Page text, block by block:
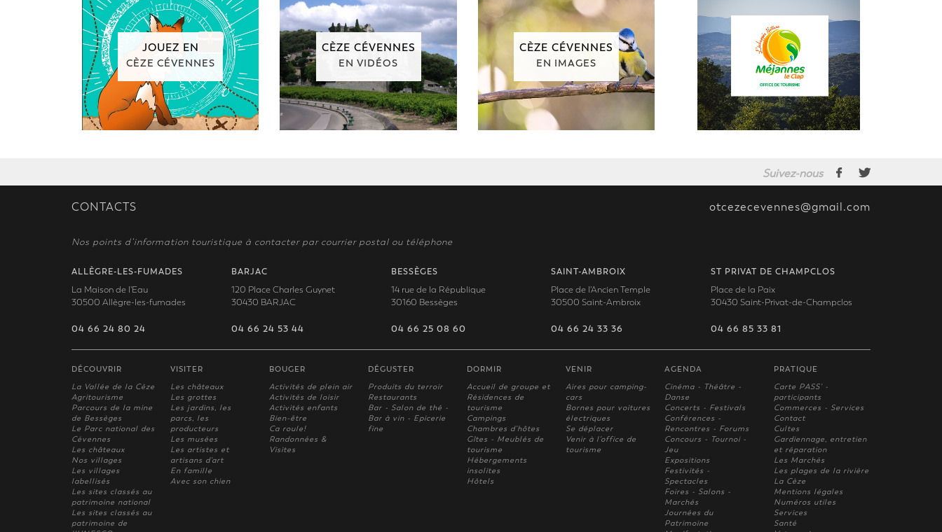
JOUEZ EN
CÈZE CÉVENNES
CÈZE CÉVENNES
EN VIDÉOS
CÈZE CÉVENNES
EN IMAGES
Suivez-nous
CONTACTS otcezecevennes@gmail.com
Nos points d’information touristique à contacter par courrier postal ou téléphone
ALLÈGRE-LES-FUMADES
La Maison de l'Eau
30500 Allègre-les-fumades
04 66 24 80 24
BARJAC
120 Place Charles Guynet
30430 BARJAC
04 66 24 53 44
BESSÈGES
14 rue de la République
30160 Bessèges
04 66 25 08 60
SAINT-AMBROIX
Place de l'Ancien Temple
30500 Saint-Ambroix
04 66 24 33 36
ST PRIVAT DE CHAMPCLOS
Place de la Paix
30430 Saint-Privat-de-Champclos
04 66 85 33 81
DÉCOUVRIR
La Vallée de la Cèze
Agritourisme
Parcours de la mine
de Bessèges
Le Parc national des
Cévennes
Les châteaux
Nos villages
Les villages
labellisés
Les sites classés au
patrimoine national
Les sites classés au
patrimoine de
VISITER
Les châteaux
Les grottes
Les jardins, les
parcs, les
producteurs
Les musées
Les artistes et
artisans d'art
En famille
Avec son chien
BOUGER
Activités de plein air
Activités de loisir
Activités enfants
Bien-être
Ca roule!
Randonnées &
Visites
DÉGUSTER
Produits du terroir
Restaurants
Bar - Salon de thé -
Bar à vin - Epicerie
fine
DORMIR
Accueil de groupe et
Résidences de
tourisme
Campings
Chambres d'hôtes
Gîtes - Meublés de
tourisme
Hébergements
insolites
Hôtels
VENIR
Aires pour camping-
cars
Bornes pour voitures
électriques
Se déplacer
Venir à l'office de
tourisme
AGENDA
Cinéma - Théâtre -
Danse
Concerts - Festivals
Conférences -
Rencontres - Forums
Concours - Tournoi -
Jeu
Expositions
Festivités -
Spectacles
Foires - Salons -
Marchés
Journées du
Patrimoine
PRATIQUE
Carte PASS' -
participants
Commerces - Services
Contact
Cultes
Gardiennage, entretien
et réparation
Les Marchés
Les plages de la rivière
La Cèze
Mentions légales
Numéros utiles
Services
Santé